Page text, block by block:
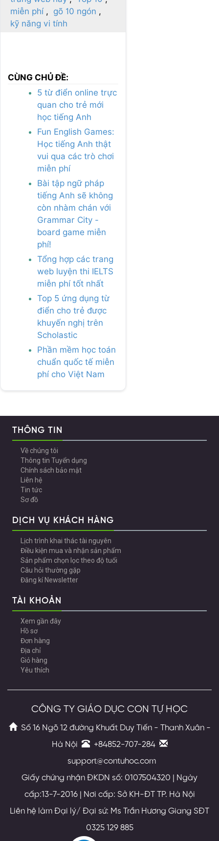
miễn phí
gõ 10 ngón
kỹ năng vi tính
CÙNG CHỦ ĐỀ:
5 từ điển online trực
quan cho trẻ mới
học tiếng Anh
Fun English Games:
Học tiếng Anh thật
vui qua các trò chơi
miễn phí
Bài tập ngữ pháp
tiếng Anh sẽ không
còn nhàm chán với
Grammar City -
board game miễn
phí!
Tổng hợp các trang
web luyện thi IELTS
miễn phí tốt nhất
Top 5 ứng dụng từ
điển cho trẻ được
khuyến nghị trên
Scholastic
Phần mềm học toán
chuẩn quốc tế miễn
phí cho Việt Nam
THÔNG TIN
Về chúng tôi
Thông tin Tuyển dụng
Chính sách bảo mật
Liên hệ
Tin tức
Sơ đồ
DỊCH VỤ KHÁCH HÀNG
Lịch trình khai thác tài nguyên
Điều kiện mua và nhận sản phẩm
Sản phẩm chọn lọc theo độ tuổi
Câu hỏi thường gặp
Đăng kí Newsletter
TÀI KHOẢN
Xem gần đây
Hồ sơ
Đơn hàng
Địa chỉ
Giỏ hàng
Yêu thích
CÔNG TY GIÁO DỤC CON TỰ HỌC
Số 16 Ngõ 12 đường Khuất Duy Tiến - Thanh Xuân -
Hà Nội
+84852-707-284
support@contuhoc.com
Giấy chứng nhận ĐKDN số: 0107504320 | Ngày
cấp:13-7-2016 | Nơi cấp: Sở KH-ĐT TP. Hà Nội
Liên hệ làm Đại lý/ Đại sứ: Ms Trần Hương Giang SĐT
0325 129 885